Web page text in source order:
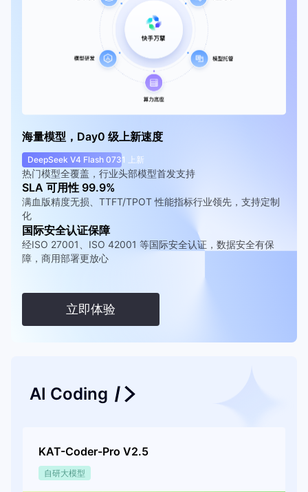
海量模型，Day0 级上新速度
DeepSeek V4 Flash 0731 上新
热门模型全覆盖，行业头部模型首发支持
SLA 可用性 99.9%
满血版精度无损、TTFT/TPOT 性能指标行业领先，支持定制
化
国际安全认证保障
经ISO 27001、ISO 42001 等国际安全认证，数据安全有保
障，商用部署更放心
立即体验
AI Coding
KAT-Coder-Pro V2.5
自研大模型